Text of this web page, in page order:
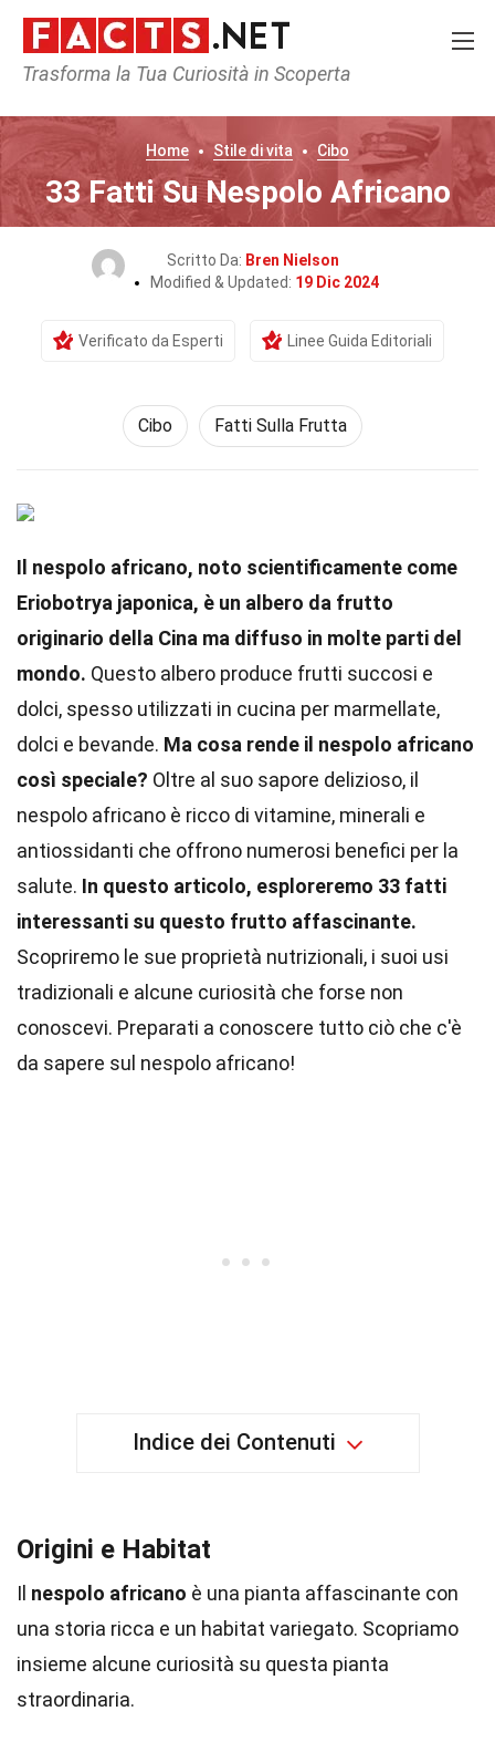
Trasforma la Tua Curiosità in Scoperta
Home Stile di vita Cibo
33 Fatti Su Nespolo Africano
Scritto Da: Bren Nielson
Modified & Updated: 19 Dic 2024
Verificato da Esperti Linee Guida Editoriali
Cibo Fatti Sulla Frutta
Il nespolo africano, noto scientificamente come
Eriobotrya japonica, è un albero da frutto
originario della Cina ma diffuso in molte parti del
mondo. Questo albero produce frutti succosi e
dolci, spesso utilizzati in cucina per marmellate,
dolci e bevande. Ma cosa rende il nespolo africano
così speciale? Oltre al suo sapore delizioso, il
nespolo africano è ricco di vitamine, minerali e
antiossidanti che offrono numerosi benefici per la
salute. In questo articolo, esploreremo 33 fatti
interessanti su questo frutto affascinante.
Scopriremo le sue proprietà nutrizionali, i suoi usi
tradizionali e alcune curiosità che forse non
conoscevi. Preparati a conoscere tutto ciò che c'è
da sapere sul nespolo africano!
Indice dei Contenuti
Origini e Habitat
Il nespolo africano è una pianta affascinante con
una storia ricca e un habitat variegato. Scopriamo
insieme alcune curiosità su questa pianta
straordinaria.